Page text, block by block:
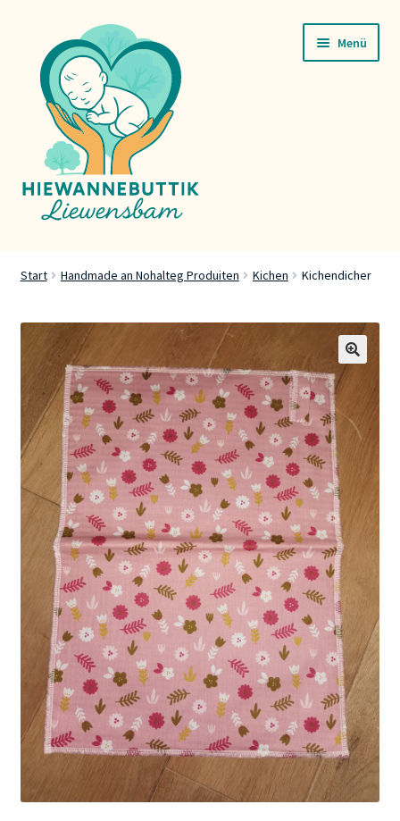
Navigation
springen
Inhalt
springen
Menü
Buttik
Press
Kontakt
Start Handmade an Nohalteg Produiten Kichen Kichendicher
🔍